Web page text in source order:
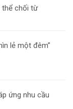
thể chối từ
lẻ một đêm”
ứng nhu cầu